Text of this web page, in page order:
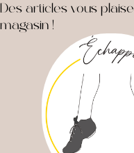
Des articles vous
magasin !